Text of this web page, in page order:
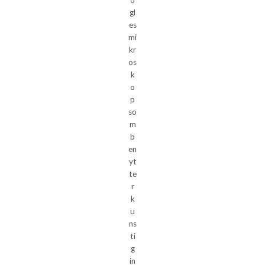
gl
es
mi
kr
os
k
o
p
so
m
b
en
yt
te
r
k
u
ns
ti
g
in